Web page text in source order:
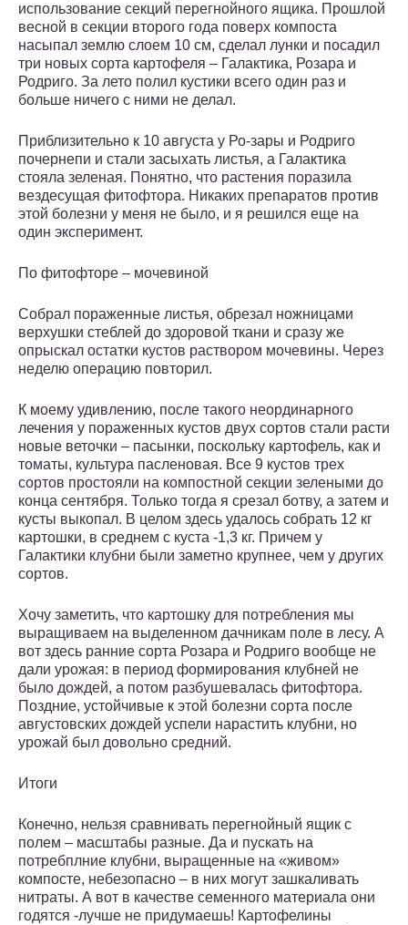
использование секций перегнойного ящика. Прошлой
весной в секции второго года поверх компоста
насыпал землю слоем 10 см, сделал лунки и посадил
три новых сорта картофеля – Галактика, Розара и
Родриго. За лето полил кустики всего один раз и
больше ничего с ними не делал.
Приблизительно к 10 августа у Ро-зары и Родриго
почернепи и стали засыхать листья, а Галактика
стояла зеленая. Понятно, что растения поразила
вездесущая фитофтора. Никаких препаратов против
этой болезни у меня не было, и я решился еще на
один эксперимент.
По фитофторе – мочевиной
Собрал пораженные листья, обрезал ножницами
верхушки стеблей до здоровой ткани и сразу же
опрыскал остатки кустов раствором мочевины. Через
неделю операцию повторил.
К моему удивлению, после такого неординарного
лечения у пораженных кустов двух сортов стали расти
новые веточки – пасынки, поскольку картофель, как и
томаты, культура пасленовая. Все 9 кустов трех
сортов простояли на компостной секции зелеными до
конца сентября. Только тогда я срезал ботву, а затем и
кусты выкопал. В целом здесь удалось собрать 12 кг
картошки, в среднем с куста -1,3 кг. Причем у
Галактики клубни были заметно крупнее, чем у других
сортов.
Хочу заметить, что картошку для потребления мы
выращиваем на выделенном дачникам поле в лесу. А
вот здесь ранние сорта Розара и Родриго вообще не
дали урожая: в период формирования клубней не
было дождей, а потом разбушевалась фитофтора.
Поздние, устойчивые к этой болезни сорта после
августовских дождей успели нарастить клубни, но
урожай был довольно средний.
Итоги
Конечно, нельзя сравнивать перегнойный ящик с
полем – масштабы разные. Да и пускать на
потребплние клубни, выращенные на «живом»
компосте, небезопасно – в них могут зашкаливать
нитраты. А вот в качестве семенного материала они
годятся -лучше не придумаешь! Картофелины